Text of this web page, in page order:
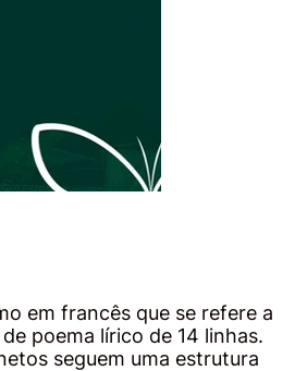
em francês que se refere a
poema lírico de 14 linhas.
seguem uma estrutura